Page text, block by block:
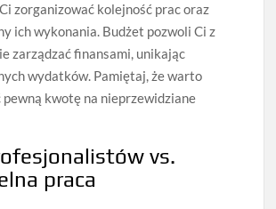
zorganizować kolejność prac oraz
ich wykonania. Budżet pozwoli Ci z
zarządzać finansami, unikając
wydatków. Pamiętaj, że warto
kwotę na nieprzewidziane
vs.
praca